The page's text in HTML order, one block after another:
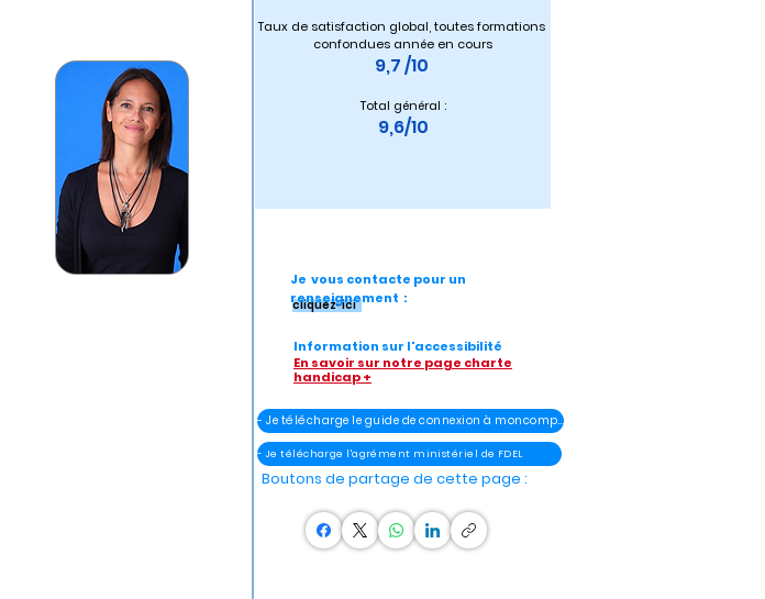
Taux de satisfaction global, toutes formations
confondues année en cours
9,7 /10
Total général :
9,6/10
cliquez-ici
Je vous contacte pour un
renseignement :
Information sur l'accessibilité
En savoir sur notre page charte
handicap +
- Je télécharge le guide de connexion à moncompteélu
- Je télécharge l'agrément ministériel de FDEL
Boutons de partage de cette page :